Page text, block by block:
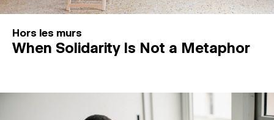
Hors les murs
When Solidarity Is Not a Metaphor